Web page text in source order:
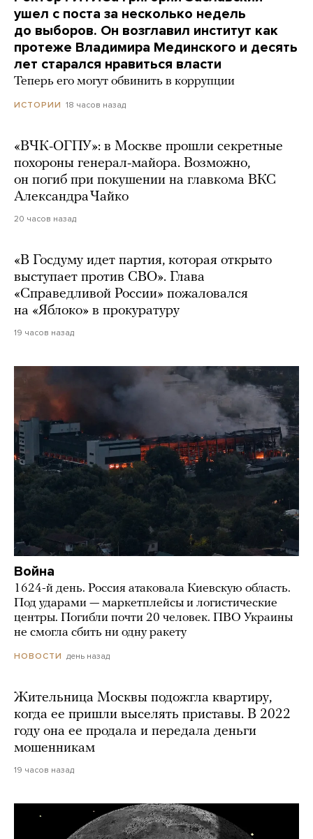
ушел с поста за несколько недель
до выборов. Он возглавил институт как
протеже Владимира Мединского и десять
лет старался нравиться власти
Теперь его могут обвинить в коррупции
ИСТОРИИ 18 часов назад
«ВЧК-ОГПУ»: в Москве прошли секретные
похороны генерал-майора. Возможно,
он погиб при покушении на главкома ВКС
Александра Чайко
20 часов назад
«В Госдуму идет партия, которая открыто
выступает против СВО». Глава
«Справедливой России» пожаловался
на «Яблоко» в прокуратуру
19 часов назад
Война
1624-й день. Россия атаковала Киевскую область.
Под ударами — маркетплейсы и логистические
центры. Погибли почти 20 человек. ПВО Украины
не смогла сбить ни одну ракету
НОВОСТИ день назад
Жительница Москвы подожгла квартиру,
когда ее пришли выселять приставы. В 2022
году она ее продала и передала деньги
мошенникам
19 часов назад